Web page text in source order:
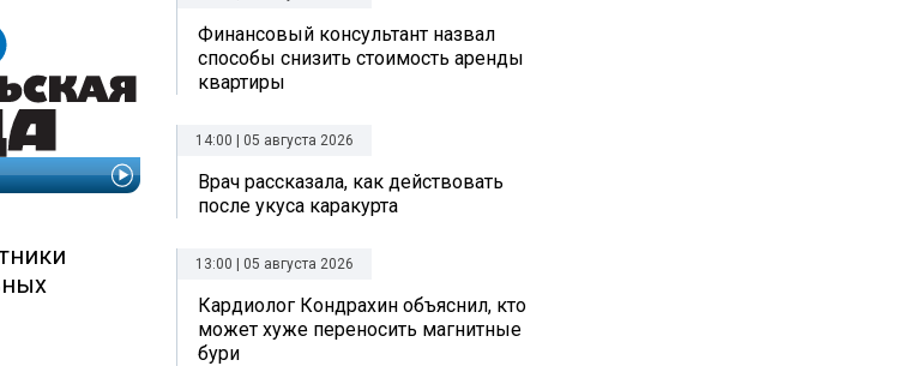
Финансовый консультант назвал
способы снизить стоимость аренды
квартиры
14:00 | 05 августа 2026
Врач рассказала, как действовать
после укуса каракурта
13:00 | 05 августа 2026
Кардиолог Кондрахин объяснил, кто
может хуже переносить магнитные
бури